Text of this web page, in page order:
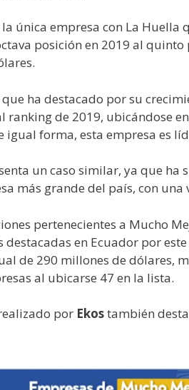
única empresa con La Huella
posición en 2019 al
ha destacado por su
ranking de 2019, ubicándose
igual forma, esta empresa es
un caso similar, ya que ha
más grande del país, con
pertenecientes a Mucho
destacadas en Ecuador por
de 290 millones de dólares,
al ubicarse 47 en la lista.
por Ekostambién